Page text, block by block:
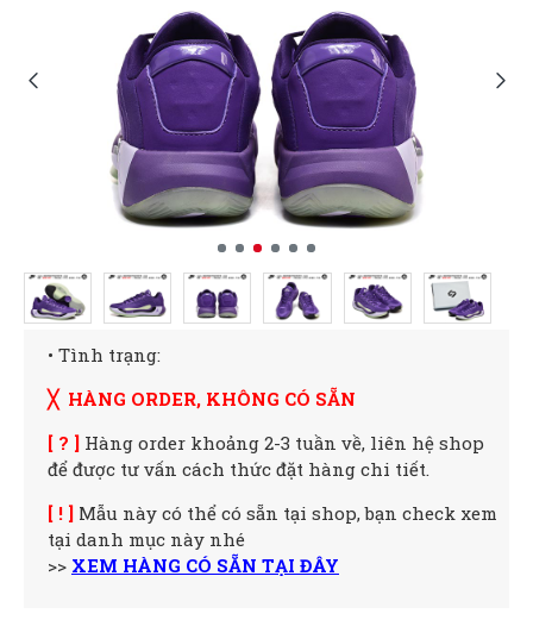
• Tình trạng:
╳ HÀNG ORDER, KHÔNG CÓ SẴN
[ ? ] Hàng order khoảng 2-3 tuần về, liên hệ shop
để được tư vấn cách thức đặt hàng chi tiết.
[ ! ] Mẫu này có thể có sẵn tại shop, bạn check xem
tại danh mục này nhé
>> XEM HÀNG CÓ SẴN TẠI ĐÂY